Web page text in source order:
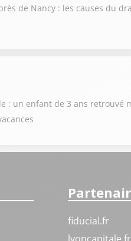
de Nancy : les causes du
: un enfant de 3 ans retrouvé
fiducial.fr